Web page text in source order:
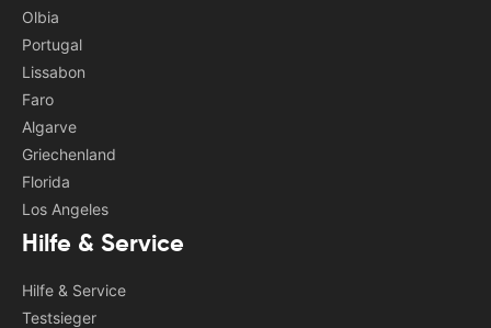
Olbia
Portugal
Lissabon
Faro
Algarve
Griechenland
Florida
Los Angeles
Hilfe & Service
Hilfe & Service
Testsieger